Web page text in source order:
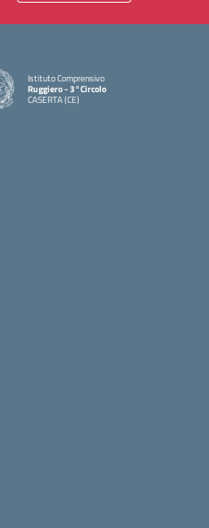
Istituto Comprensivo
Ruggiero - 3°Circolo
CASERTA (CE)